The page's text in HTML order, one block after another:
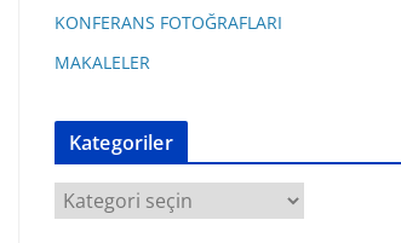
KONFERANS FOTOĞRAFLARI
MAKALELER
Kategoriler
a